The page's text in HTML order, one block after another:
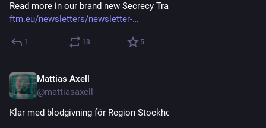
Read more in our brand new Secrecy Tracker newsletter (free):
ftm.eu/newsletters/newsletter-
1 13 5
Mattias Axell
@mattiasaxell
Klar med blodgivning för Region Stockholm!